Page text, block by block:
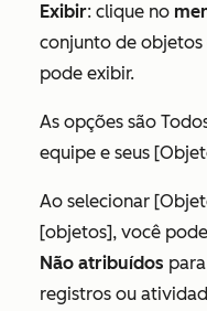
Exibir: clique no
conjunto de
pode exibir.
As opções são
equipe e seus
Ao selecionar
[objetos], você
Não atribuídos
registros ou